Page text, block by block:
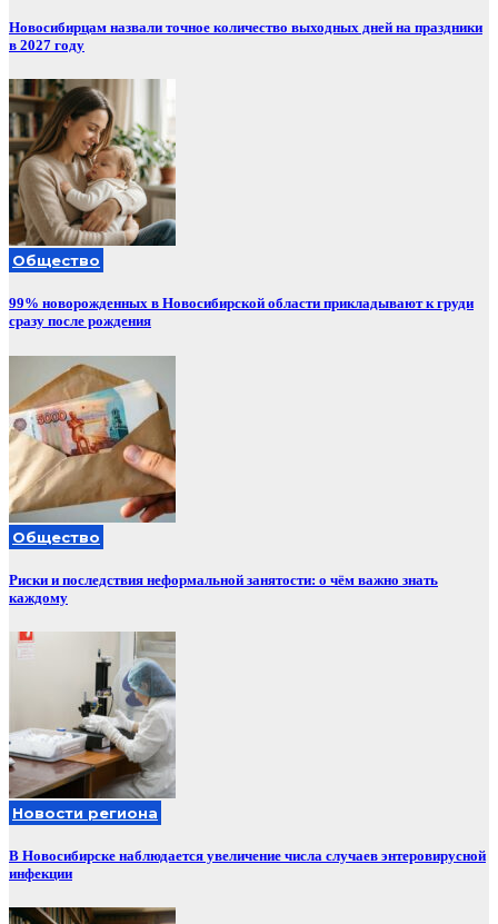
Новосибирцам назвали точное количество выходных дней на праздники
в 2027 году
Общество
99% новорожденных в Новосибирской области прикладывают к груди
сразу после рождения
Общество
Риски и последствия неформальной занятости: о чём важно знать
каждому
Новости региона
В Новосибирске наблюдается увеличение числа случаев энтеровирусной
инфекции